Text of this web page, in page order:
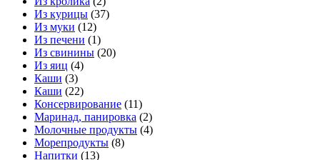
Из курицы (37)
Из муки (12)
Из печени (1)
Из свинины (20)
Из яиц (4)
Каши (3)
Каши (22)
Консервирование (11)
Маринад, панировка (2)
Молочные продукты (4)
Морепродукты (8)
Напитки (13)